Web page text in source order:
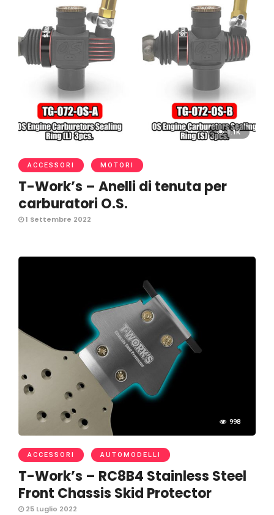
1.1K
ACCESSORI MOTORI
T-Work’s – Anelli di tenuta per
carburatori O.S.
1 Settembre 2022
998
ACCESSORI AUTOMODELLI
T-Work’s – RC8B4 Stainless Steel
Front Chassis Skid Protector
25 Luglio 2022